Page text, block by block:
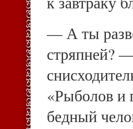
— А ты
стряпней?
«Рыболов
бедный